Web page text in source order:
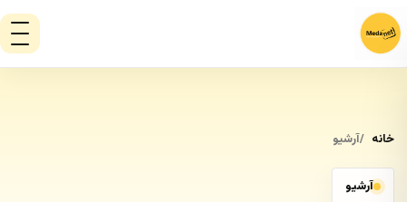
خانه آرشیو
آرشیو